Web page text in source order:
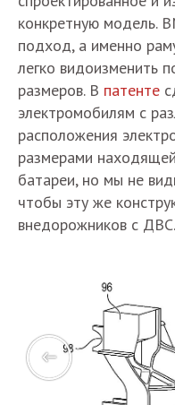
конкретную модель.
подход, а именно
легко видоизменить
размеров. В патенте
электромобилям с
расположения
размерами
батареи, но мы не
чтобы эту же
внедорожников с ДВС.